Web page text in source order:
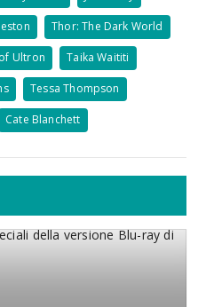
Thor: The Dark World
Ultron Taika Waititi
Tessa Thompson
Cate Blanchett